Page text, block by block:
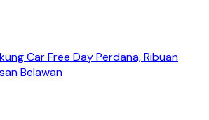
Car Free Day Perdana, Ribuan
Belawan